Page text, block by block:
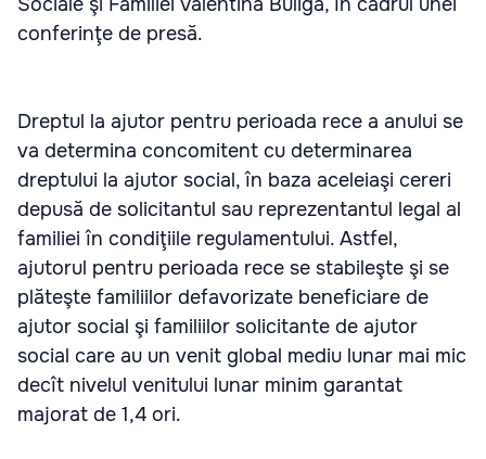
conferinţe de presă.
Dreptul la ajutor pentru perioada rece a anului se
va determina concomitent cu determinarea
dreptului la ajutor social, în baza aceleiaşi cereri
depusă de solicitantul sau reprezentantul legal al
familiei în condiţiile regulamentului. Astfel,
ajutorul pentru perioada rece se stabileşte şi se
plăteşte familiilor defavorizate beneficiare de
ajutor social şi familiilor solicitante de ajutor
social care au un venit global mediu lunar mai mic
decît nivelul venitului lunar minim garantat
majorat de 1,4 ori.